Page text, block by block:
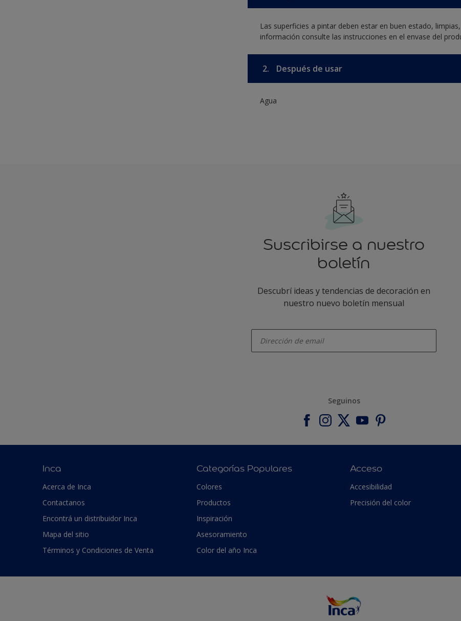
Las superficies a pintar deben estar en buen estado,
información consulte las instrucciones en el envase del
2. Después de usar
Agua
Suscribirse a nuestro
boletín
Descubrí ideas y tendencias de decoración en
nuestro nuevo boletín mensual
Seguinos
Inca
Acerca de Inca
Contactanos
Encontrá un distribuidor Inca
Mapa del sitio
Términos y Condiciones de Venta
Categorías Populares
Colores
Productos
Inspiración
Asesoramiento
Color del año Inca
Acceso
Accesibilidad
Precisión del color